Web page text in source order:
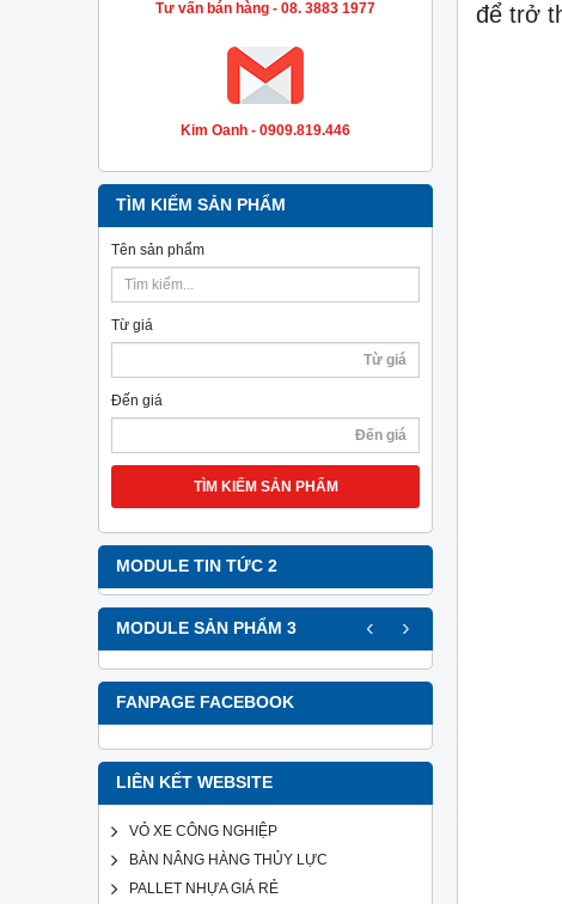
Tư vấn bán hàng - 08. 3883 1977
Kim Oanh - 0909.819.446
TÌM KIẾM SẢN PHẨM
Tên sản phẩm
Từ giá
Đến giá
TÌM KIẾM SẢN PHẨM
MODULE TIN TỨC 2
MODULE SẢN PHẨM 3 ‹ ›
FANPAGE FACEBOOK
LIÊN KẾT WEBSITE
VỎ XE CÔNG NGHIỆP
BÀN NÂNG HÀNG THỦY LỰC
PALLET NHỰA GIÁ RẺ
để trở